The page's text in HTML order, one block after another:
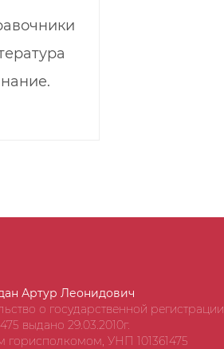
Артур Леонидович
о государственной регистрации
выдано 29.03.2010г.
горисполкомом, УНП 101361475